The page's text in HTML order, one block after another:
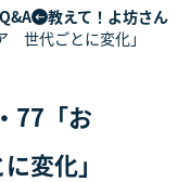
教えて！よ坊さん
世代ごとに変化」
77「お
変化」